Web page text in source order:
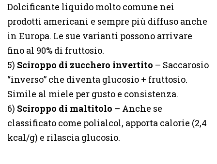
Dolcificante liquido molto comune nei
prodotti americani e sempre più diffuso anche
in Europa. Le sue varianti possono arrivare
fino al 90% di fruttosio.
5) Sciroppo di zucchero invertito – Saccarosio
“inverso” che diventa glucosio + fruttosio.
Simile al miele per gusto e consistenza.
6) Sciroppo di maltitolo – Anche se
classificato come polialcol, apporta calorie (2,4
kcal/g) e rilascia glucosio.